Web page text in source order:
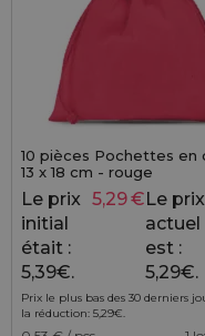
10 pièces Pochettes en
13 x 18 cm - rouge
Le prix
initial
était :
5,39€.
5,29€Le prix
actuel
est :
5,29€.
Prix le plus bas des 30 derniers
la réduction: 5,29€.